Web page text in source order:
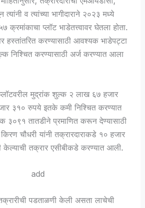
व त्यांच्या भागीदाराने २०२३ मध्ये
प्लॉट भाडेतत्त्वावर घेतला होता.
हस्तांतरित करण्यासाठी आवश्यक भाडेपट्टा
निश्चित करण्यासाठी अर्ज करण्यात आला
मुद्रांक शुल्क २ लाख ६७ हजार
३१० रुपये इतके कमी निश्चित करण्यात
तातडीने प्रमाणित करून देण्यासाठी
चौधरी यांनी तक्रारदाराकडे १० हजार
केल्याची तक्रार एसीबीकडे करण्यात आली.
पडताळणी केली असता लाचेची